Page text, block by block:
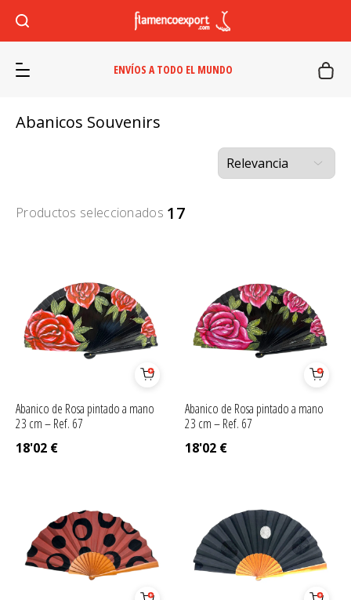
ENVÍOS A TODO EL MUNDO
Abanicos Souvenirs
Productos seleccionados 17
Abanico de Rosa pintado a mano
23 cm – Ref. 67
18'02 €
Abanico de Rosa pintado a mano
23 cm – Ref. 67
18'02 €